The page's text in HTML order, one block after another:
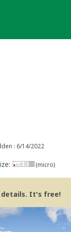
: 6/14/2022
(micro)
details. It's free!